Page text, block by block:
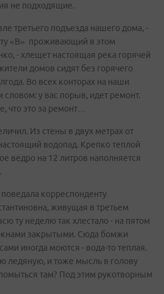
не подходящие.
третьего подъезда нашего дома, -
«В» проживающий в этом
- хлещет настоящая река горячей
домов сидят без горячего
Во всех конторах на наши
словом: у вас порыв, идет ремонт.
что это за ремонт…
Из стены в двух метрах от
водопад. Крепко теплой
ведро на 12 литров наполняется
корреспонденту
живущая в третьем
ту неделю так хлестало - на пятом
закрытыми. Сюда бомжи
иногда моются - вода-то теплая.
ледяную, и тоже мысль в голову
там? Под этим рукотворным